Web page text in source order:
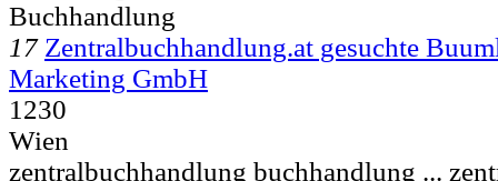
Buchhandlung
17 Zentralbuchhandlung.at gesuchte
Marketing GmbH
1230
Wien
zentralbuchhandlung buchhandlung ...